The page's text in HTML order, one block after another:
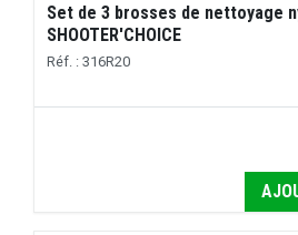
Set de 3 brosses de nettoyage
SHOOTER'CHOICE
Réf. : 316R20